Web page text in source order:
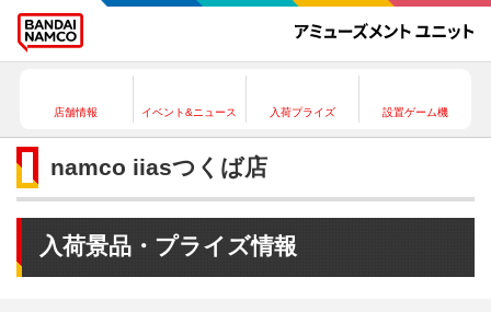
店舗情報 イベント&ニュース 入荷プライズ 設置ゲーム機
namco iiasつくば店
入荷景品・プライズ情報